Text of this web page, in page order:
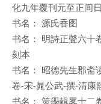
化九年覆刊元至正间
书名： 源氏香图
书名： 明詩正聲六十
刻本
书名： 昭德先生郡斋
卷-宋-晁公武-撰-清康
书名： 策學輯畧十二